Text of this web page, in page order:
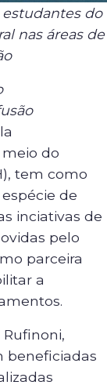
do
nas áreas de
do
tem como
de
inciativas de
pelo
parceira
a
beneficiadas